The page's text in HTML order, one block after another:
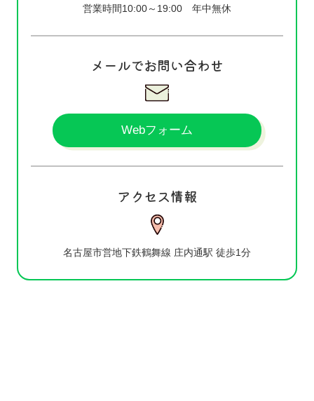
営業時間10:00～19:00 年中無休
メールでお問い合わせ
Webフォーム
アクセス情報
名古屋市営地下鉄鶴舞線 庄内通駅 徒歩1分